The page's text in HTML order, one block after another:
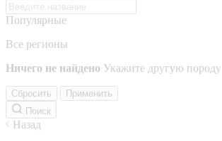
Популярные
Все регионы
Ничего не найдено Укажите другую породу
Сбросить
Применить
Поиск
Назад